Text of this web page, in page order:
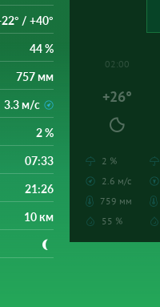
/ +40°
44 %
757 мм
3.3 м/с
2 %
07:33
21:26
10 км
02:00
+26°
2 %
2.6 м/с
759 мм
55 %